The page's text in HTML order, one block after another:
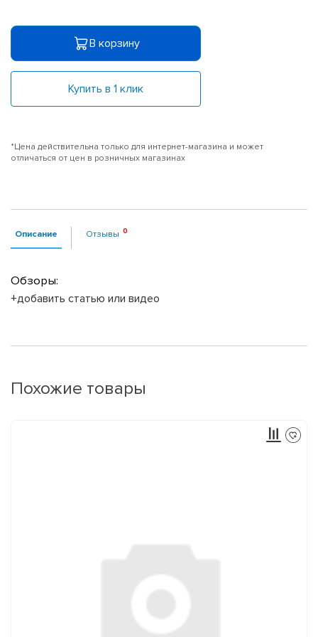
В корзину
Купить в 1 клик
*Цена действительна только для интернет-магазина и может
отличаться от цен в розничных магазинах
Описание Отзывы
Обзоры:
+добавить статью или видео
Похожие товары